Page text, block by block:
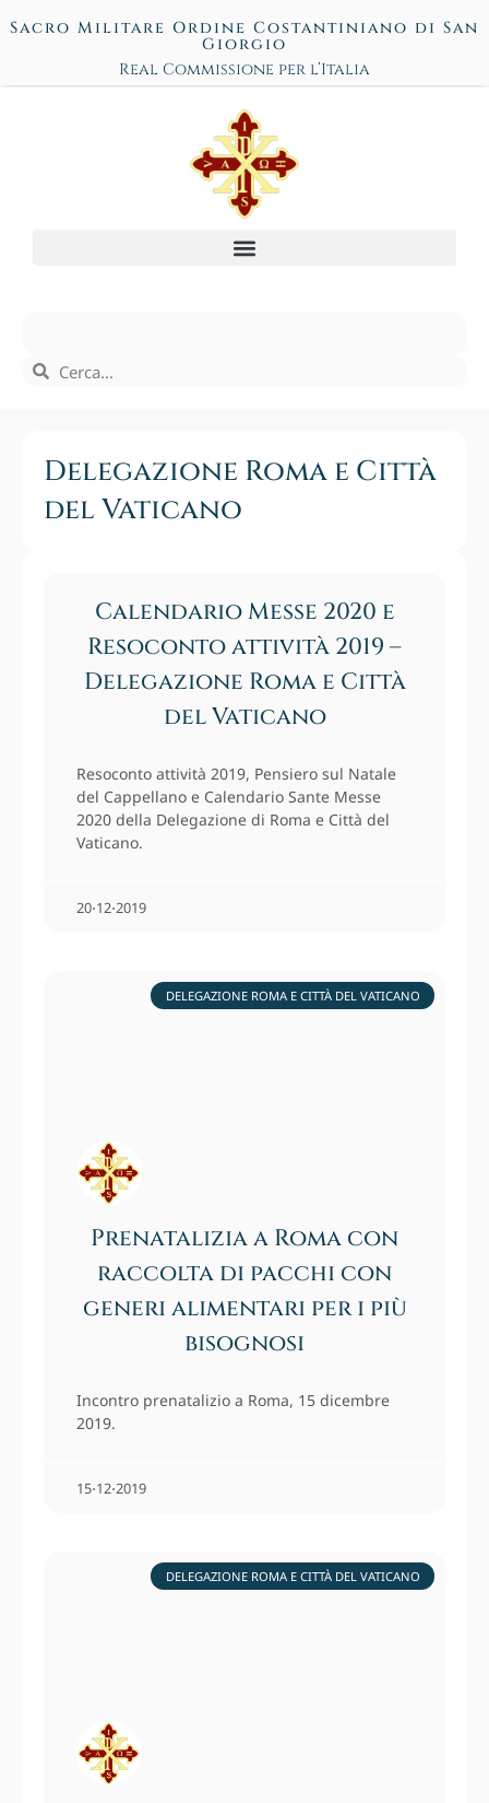
Sacro Militare Ordine Costantiniano di San
Giorgio
Real Commissione per l’Italia
Delegazione Roma e Città
del Vaticano
Calendario Messe 2020 e
Resoconto attività 2019 –
Delegazione Roma e Città
del Vaticano
Resoconto attività 2019, Pensiero sul Natale
del Cappellano e Calendario Sante Messe
2020 della Delegazione di Roma e Città del
Vaticano.
20⋅12⋅2019
DELEGAZIONE ROMA E CITTÀ DEL VATICANO
Prenatalizia a Roma con
raccolta di pacchi con
generi alimentari per i più
bisognosi
Incontro prenatalizio a Roma, 15 dicembre
2019.
15⋅12⋅2019
DELEGAZIONE ROMA E CITTÀ DEL VATICANO